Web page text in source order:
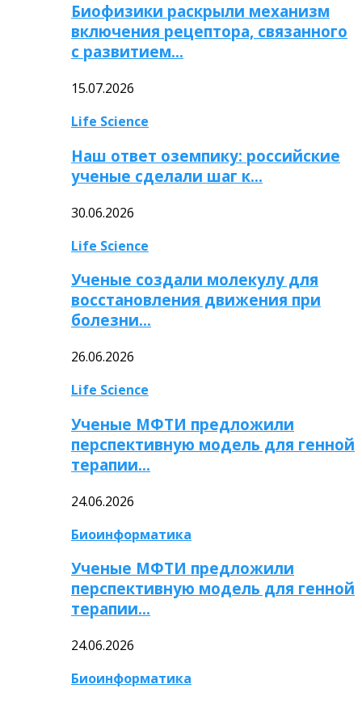
Биофизики раскрыли механизм
включения рецептора, связанного
с развитием…
15.07.2026
Life Science
Наш ответ оземпику: российские
ученые сделали шаг к…
30.06.2026
Life Science
Ученые создали молекулу для
восстановления движения при
болезни…
26.06.2026
Life Science
Ученые МФТИ предложили
перспективную модель для генной
терапии…
24.06.2026
Биоинформатика
Ученые МФТИ предложили
перспективную модель для генной
терапии…
24.06.2026
Биоинформатика